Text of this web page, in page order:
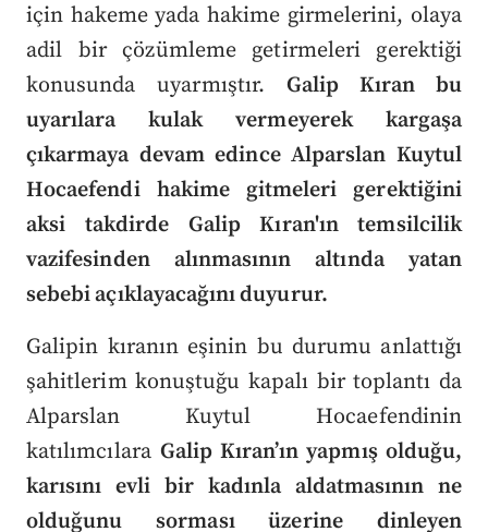
için hakeme yada hakime girmelerini, olaya
adil bir çözümleme getirmeleri gerektiği
konusunda uyarmıştır. Galip Kıran bu
uyarılara kulak vermeyerek kargaşa
çıkarmaya devam edince Alparslan Kuytul
Hocaefendi hakime gitmeleri gerektiğini
aksi takdirde Galip Kıran'ın temsilcilik
vazifesinden alınmasının altında yatan
sebebi açıklayacağını duyurur.
Galipin kıranın eşinin bu durumu anlattığı
şahitlerim konuştuğu kapalı bir toplantı da
Alparslan Kuytul Hocaefendinin
katılımcılara Galip Kıran’ın yapmış olduğu,
karısını evli bir kadınla aldatmasının ne
olduğunu sorması üzerine dinleyen